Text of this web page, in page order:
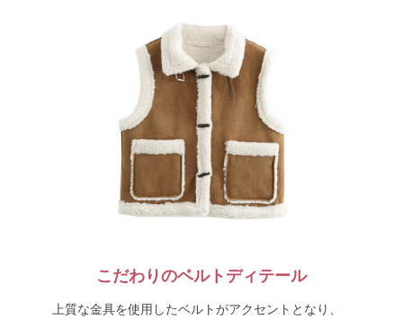
こだわりのベルトディテール
上質な金具を使用したベルトがアクセントとなり、